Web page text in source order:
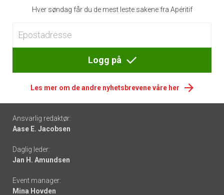
Hver søndag får du de mest leste sakene fra Apéritif
Logg på
Les mer om de andre nyhetsbrevene våre her
Footer
-
links
Ansvarlig redaktør:
Aase E. Jacobsen
Daglig leder:
Jan H. Amundsen
Event manager:
Mina Hovden